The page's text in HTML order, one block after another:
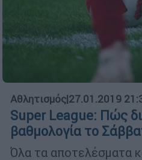
Αθλητισμός|27.01.2019
Super League: Πώς
βαθμολογία το
Όλα τα αποτελέσματα